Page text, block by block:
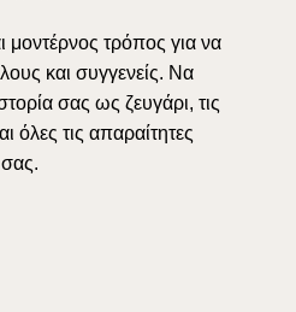
μοντέρνος τρόπος για να
και συγγενείς. Να
σας ως ζευγάρι, τις
όλες τις απαραίτητες